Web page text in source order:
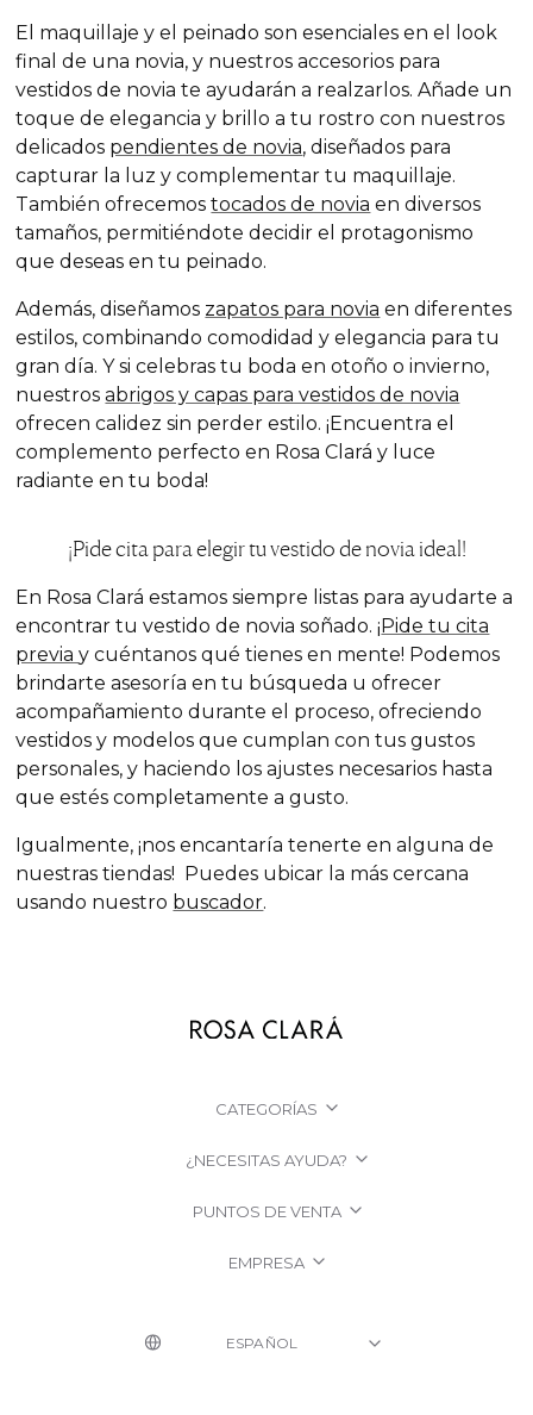
El maquillaje y el peinado son esenciales en el look
final de una novia, y nuestros accesorios para
vestidos de novia te ayudarán a realzarlos. Añade un
toque de elegancia y brillo a tu rostro con nuestros
delicados pendientes de novia, diseñados para
capturar la luz y complementar tu maquillaje.
También ofrecemostocados de novia en diversos
tamaños, permitiéndote decidir el protagonismo
que deseas en tu peinado.
Además, diseñamos zapatos para novia en diferentes
estilos, combinando comodidad y elegancia para tu
gran día. Y si celebras tu boda en otoño o invierno,
nuestrosabrigos y capas para vestidos de novia
ofrecen calidez sin perder estilo. ¡Encuentra el
complemento perfecto en Rosa Clará y luce
radiante en tu boda!
¡Pide cita para elegir tu vestido de novia ideal!
En Rosa Clará estamos siempre listas para ayudarte a
encontrar tu vestido de novia soñado. ¡Pide tu cita
previay cuéntanos qué tienes en mente! Podemos
brindarte asesoría en tu búsqueda u ofrecer
acompañamiento durante el proceso, ofreciendo
vestidos y modelos que cumplan con tus gustos
personales, y haciendo los ajustes necesarios hasta
que estés completamente a gusto.
Igualmente, ¡nos encantaría tenerte en alguna de
nuestras tiendas! Puedes ubicar la más cercana
usando nuestro buscador.
CATEGORÍAS
¿NECESITAS AYUDA?
PUNTOS DE VENTA
EMPRESA